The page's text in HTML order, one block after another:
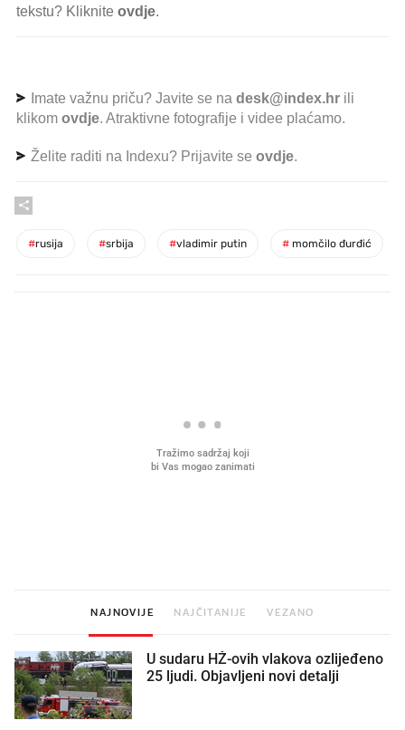
tekstu? Kliknite ovdje.
Imate važnu priču? Javite se na desk@index.hr ili
klikom ovdje. Atraktivne fotografije i videe plaćamo.
Želite raditi na Indexu? Prijavite se ovdje.
#rusija #srbija #vladimir putin # momčilo đurđić
NAJNOVIJE NAJČITANIJE VEZANO
U sudaru HŽ-ovih vlakova ozlijeđeno
25 ljudi. Objavljeni novi detalji